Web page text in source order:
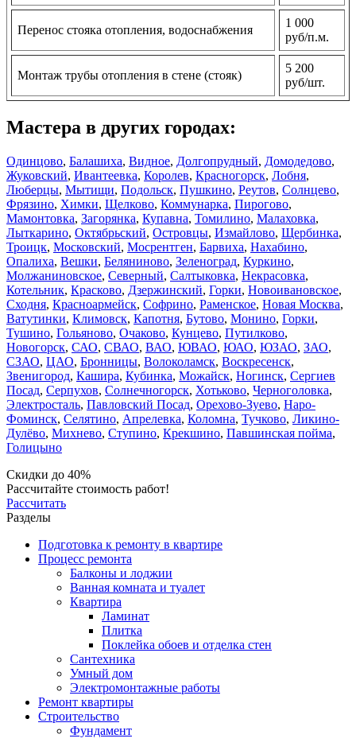
Перенос стояка отопления, водоснабжения
1 000
руб/п.м.
Монтаж трубы отопления в стене (стояк)
5 200
руб/шт.
Мастера в других городах:
Одинцово, Балашиха, Видное, Долгопрудный, Домодедово,
Жуковский, Ивантеевка, Королев, Красногорск, Лобня,
Люберцы, Мытищи, Подольск, Пушкино, Реутов, Солнцево,
Фрязино, Химки, Щелково, Коммунарка, Пирогово,
Мамонтовка, Загорянка, Купавна, Томилино, Малаховка,
Лыткарино, Октябрьский, Островцы, Измайлово, Щербинка,
Троицк, Московский, Мосрентген, Барвиха, Нахабино,
Опалиха, Вешки, Беляниново, Зеленоград, Куркино,
Молжаниновское, Северный, Салтыковка, Некрасовка,
Котельник, Красково, Дзержинский, Горки, Новоивановское,
Сходня, Красноармейск, Софрино, Раменское, Новая Москва,
Ватутинки, Климовск, Капотня, Бутово, Монино, Горки,
Тушино, Гольяново, Очаково, Кунцево, Путилково,
Новогорск, САО, СВАО, ВАО, ЮВАО, ЮАО, ЮЗАО, ЗАО,
СЗАО, ЦАО, Бронницы, Волоколамск, Воскресенск,
Звенигород, Кашира, Кубинка, Можайск, Ногинск, Сергиев
Посад, Серпухов, Солнечногорск, Хотьково, Черноголовка,
Электросталь, Павловский Посад, Орехово-Зуево, Наро-
Фоминск, Селятино, Апрелевка, Коломна, Тучково, Ликино-
Дулёво, Михнево, Ступино, Крекшино, Павшинская пойма,
Голицыно
Скидки до 40%
Рассчитайте стоимость работ!
Рассчитать
Разделы
Подготовка к ремонту в квартире
Процесс ремонта
Балконы и лоджии
Ванная комната и туалет
Квартира
Ламинат
Плитка
Поклейка обоев и отделка стен
Сантехника
Умный дом
Электромонтажные работы
Ремонт квартиры
Строительство
Фундамент